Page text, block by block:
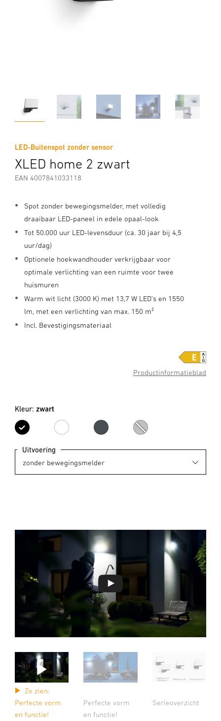
LED-Buitenspot zonder sensor
XLED home 2 zwart
EAN 4007841033118
Spot zonder bewegingsmelder, met volledig
draaibaar LED-paneel in edele opaal-look
Tot 50.000 uur LED-levensduur (ca. 30 jaar bij 4,5
uur/dag)
Optionele hoekwandhouder verkrijgbaar voor
optimale verlichting van een ruimte voor twee
huismuren
Warm wit licht (3000 K) met 13,7 W LED's en 1550
lm, met een verlichting van max. 150 m²
Incl. Bevestigingsmateriaal
Productinformatieblad
Kleur: zwart
zwart wit antracietzilver
Uitvoering
Ze zien:
Perfecte vorm
en functie!
Perfecte vorm
en functie!
Serieoverzicht